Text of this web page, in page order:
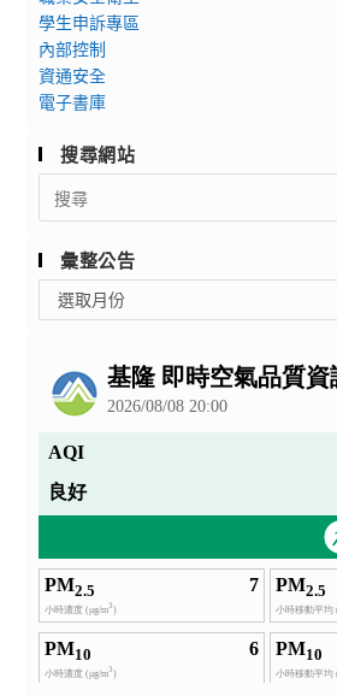
學生申訴專區
內部控制
資通安全
電子書庫
搜尋網站
Search
for:
彙整公告
整
選取月份